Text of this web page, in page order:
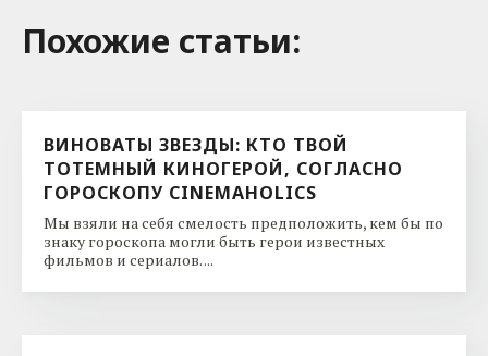
Похожие cтатьи:
ВИНОВАТЫ ЗВЕЗДЫ: КТО ТВОЙ
ТОТЕМНЫЙ КИНОГЕРОЙ, СОГЛАСНО
ГОРОСКОПУ CINEMAHOLICS
Мы взяли на себя смелость предположить, кем бы по
знаку гороскопа могли быть герои известных
фильмов и сериалов. ...